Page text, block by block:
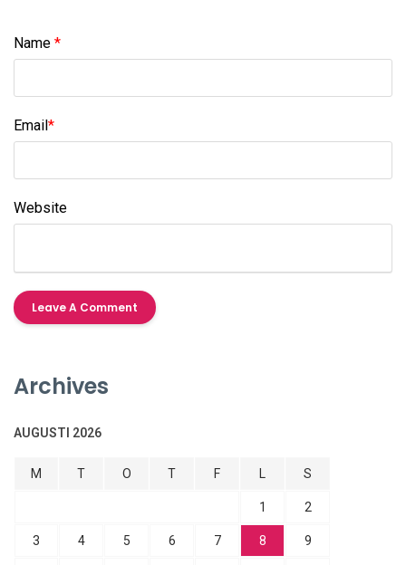
Name *
Email*
Website
Archives
AUGUSTI 2026
M T O T F L S
1 2
3 4 5 6 7 8 9